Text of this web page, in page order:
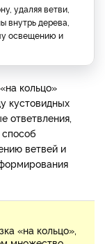
удаляя ветви,
внутрь дерева,
освещению и
кольцо»
кустовидных
ответвления,
ветвей и
«на кольцо»,